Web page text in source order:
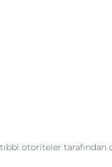
otoriteler tarafından